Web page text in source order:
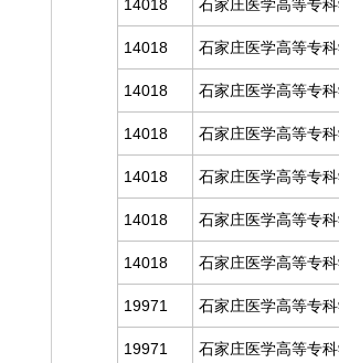
14018 石家庄医学高等专
14018 石家庄医学高等专
14018 石家庄医学高等专
14018 石家庄医学高等专
14018 石家庄医学高等专
14018 石家庄医学高等专
14018 石家庄医学高等专
19971 石家庄医学高等专
19971 石家庄医学高等专